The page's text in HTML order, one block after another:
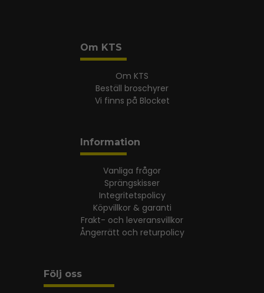
Om KTS
Om KTS
Beställ broschyrer
Vi finns på Blocket
Information
Vanliga frågor
Sprängskisser
Integritetspolicy
Köpvillkor & garanti
Frakt- och leveransvillkor
Ångerrätt och returpolicy
Följ oss